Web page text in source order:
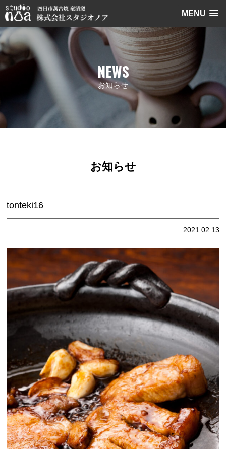
MENU
NEWS
お知らせ
お知らせ
tonteki16
2021.02.13